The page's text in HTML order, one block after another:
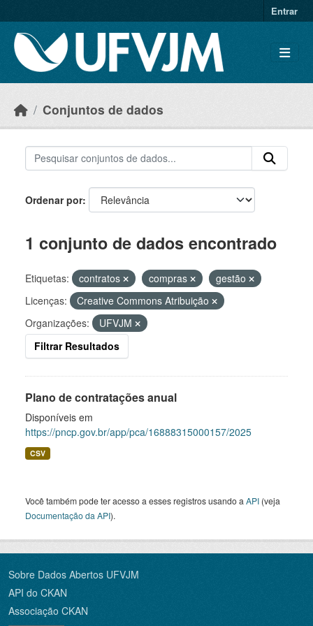
Entrar
Conjuntos de dados
Ordenar por
1 conjunto de dados encontrado
Etiquetas: contratos compras
gestão
Licenças:
Creative Commons Atribuição
Organizações:
UFVJM
Filtrar Resultados
Plano de contratações anual
Disponíveis em
https://pncp.gov.br/app/pca/16888315000157/2025
CSV
Você também pode ter acesso a esses registros usando a API (veja
Documentação da API).
Sobre Dados Abertos UFVJM
API do CKAN
Associação CKAN